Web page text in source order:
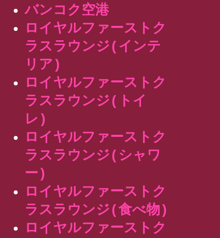
バンコク空港
ロイヤルファーストク
ラスラウンジ(インテ
リア)
ロイヤルファーストク
ラスラウンジ(トイ
レ)
ロイヤルファーストク
ラスラウンジ(シャワ
ー)
ロイヤルファーストク
ラスラウンジ(食べ物)
ロイヤルファーストク